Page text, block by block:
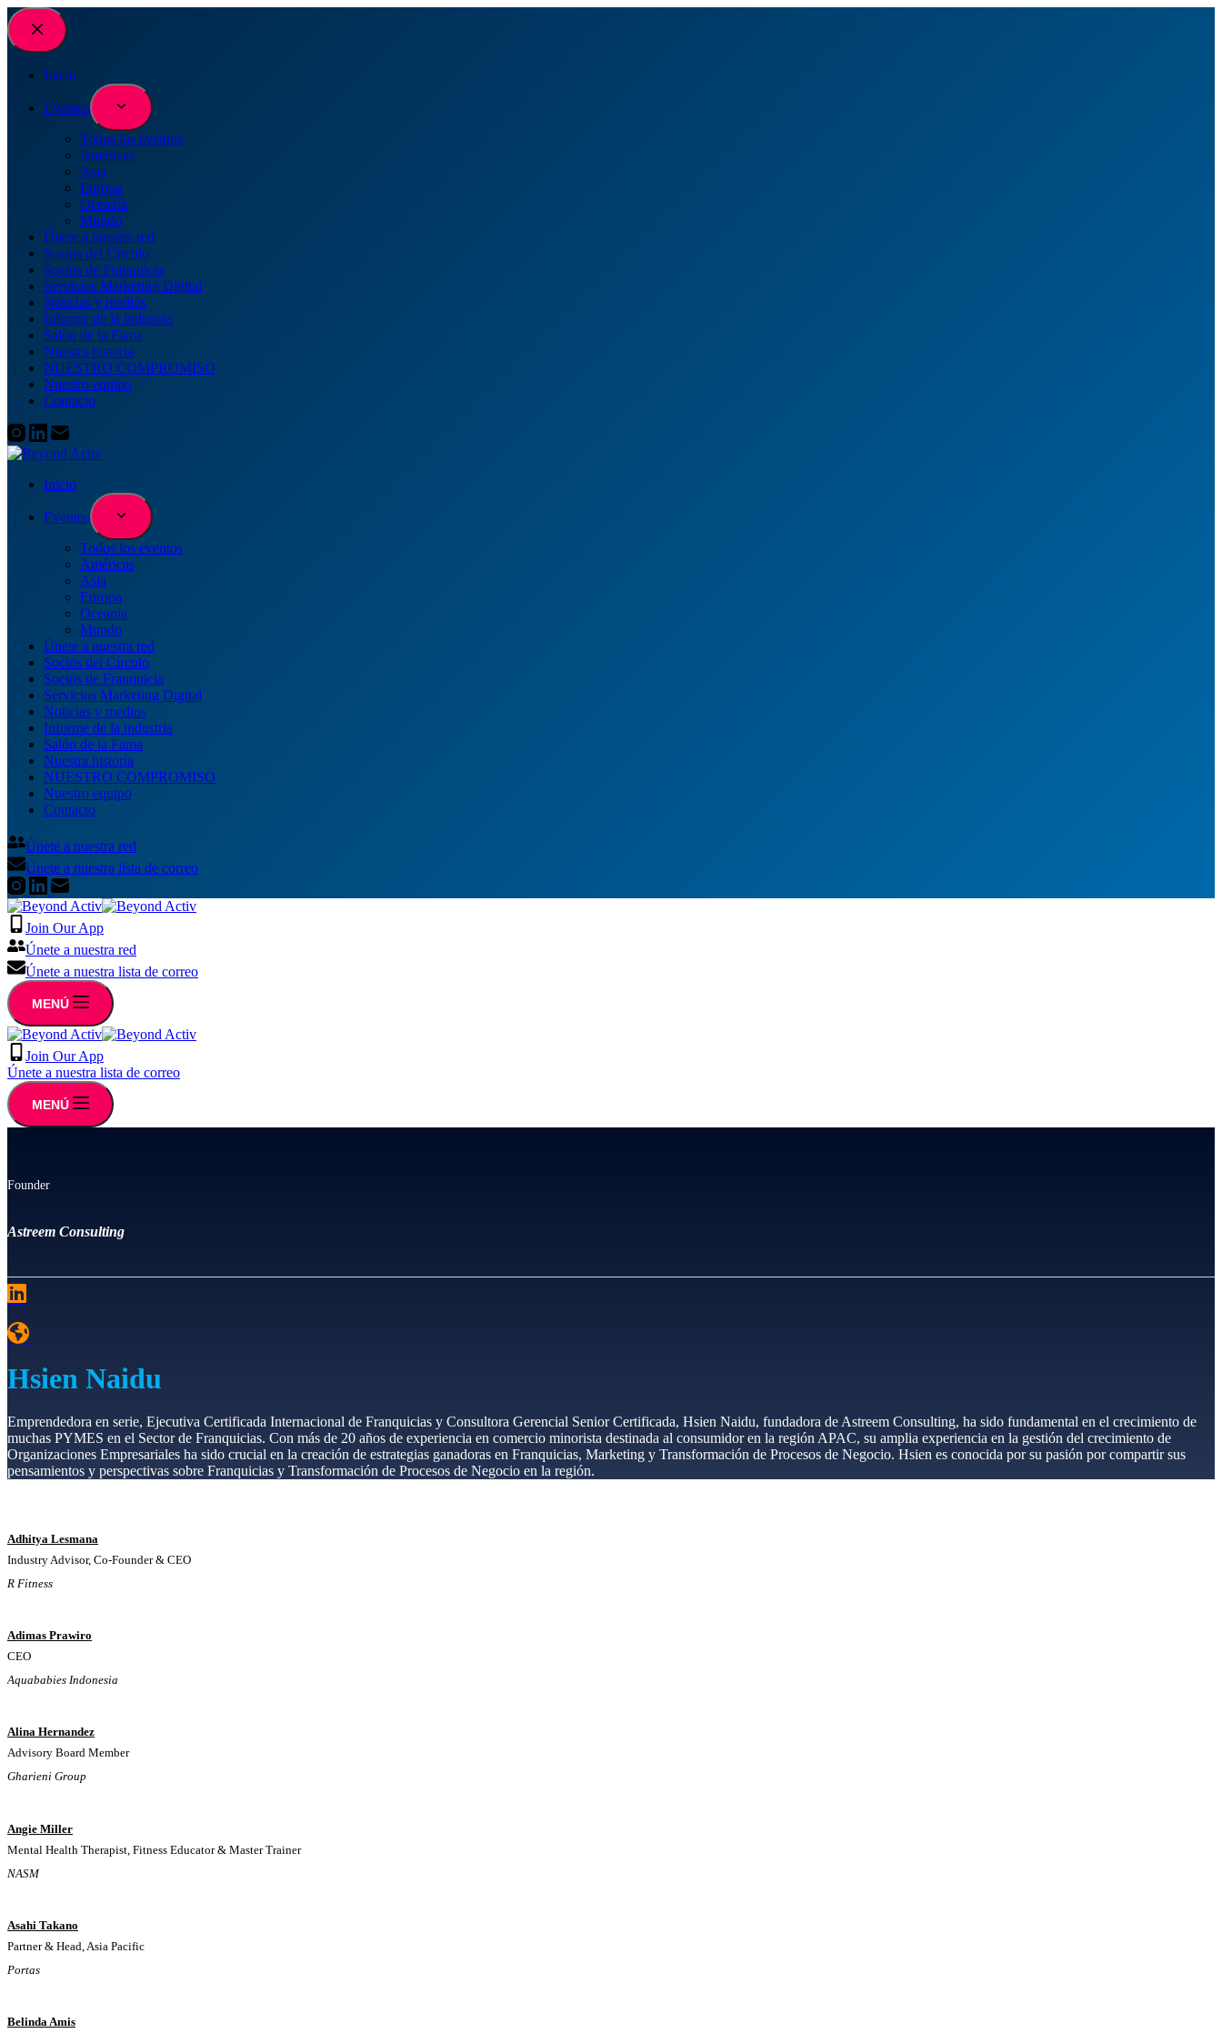
Saltar
al
contenido
Inicio
Eventos
Todos los eventos
Américas
Asia
Europa
Oceanía
Mundo
Únete a nuestra red
Socios del Círculo
Socios de Franquicia
Servicios Marketing Digital
Noticias y medios
Informe de la industria
Salón de la Fama
Nuestra historia
NUESTRO COMPROMISO
Nuestro equipo
Contacto
Inicio
Eventos
Todos los eventos
Américas
Asia
Europa
Oceanía
Mundo
Únete a nuestra red
Socios del Círculo
Socios de Franquicia
Servicios Marketing Digital
Noticias y medios
Informe de la industria
Salón de la Fama
Nuestra historia
NUESTRO COMPROMISO
Nuestro equipo
Contacto
Únete a nuestra red
Únete a nuestra lista de correo
Join Our App
Únete a nuestra red
Únete a nuestra lista de correo
MENÚ
Join Our App
Únete a nuestra lista de correo
MENÚ
Founder
Astreem Consulting
Hsien Naidu
Emprendedora en serie, Ejecutiva Certificada Internacional de Franquicias y Consultora Gerencial Senior Certificada, Hsien Naidu, fundadora de Astreem Consulting, ha sido fundamental en el crecimiento de
muchas PYMES en el Sector de Franquicias. Con más de 20 años de experiencia en comercio minorista destinada al consumidor en la región APAC, su amplia experiencia en la gestión del crecimiento de
Organizaciones Empresariales ha sido crucial en la creación de estrategias ganadoras en Franquicias, Marketing y Transformación de Procesos de Negocio. Hsien es conocida por su pasión por compartir sus
pensamientos y perspectivas sobre Franquicias y Transformación de Procesos de Negocio en la región.
Adhitya Lesmana
Industry Advisor, Co-Founder & CEO
R Fitness
Adimas Prawiro
CEO
Aquababies Indonesia
Alina Hernandez
Advisory Board Member
Gharieni Group
Angie Miller
Mental Health Therapist, Fitness Educator & Master Trainer
NASM
Asahi Takano
Partner & Head, Asia Pacific
Portas
Belinda Amis